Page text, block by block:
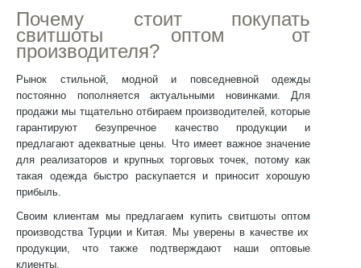
Почему стоит покупать
свитшоты оптом от
производителя?
Рынок стильной, модной и повседневной одежды
постоянно пополняется актуальными новинками. Для
продажи мы тщательно отбираем производителей, которые
гарантируют безупречное качество продукции и
предлагают адекватные цены. Что имеет важное значение
для реализаторов и крупных торговых точек, потому как
такая одежда быстро раскупается и приносит хорошую
прибыль.
Своим клиентам мы предлагаем купить свитшоты оптом
производства Турции и Китая. Мы уверены в качестве их
продукции, что также подтверждают наши оптовые
клиенты.